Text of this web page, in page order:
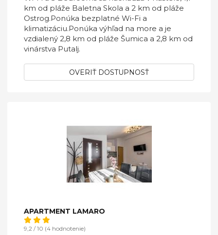
km od pláže Baletna Skola a 2 km od pláže
Ostrog.Ponúka bezplatné Wi-Fi a
klimatizáciu.Ponúka výhľad na more a je
vzdialený 2,8 km od pláže Šumica a 2,8 km od
vinárstva Putalj.
OVERIŤ DOSTUPNOSŤ
APARTMENT LAMARO
9,2 / 10 (4 hodnotenie)